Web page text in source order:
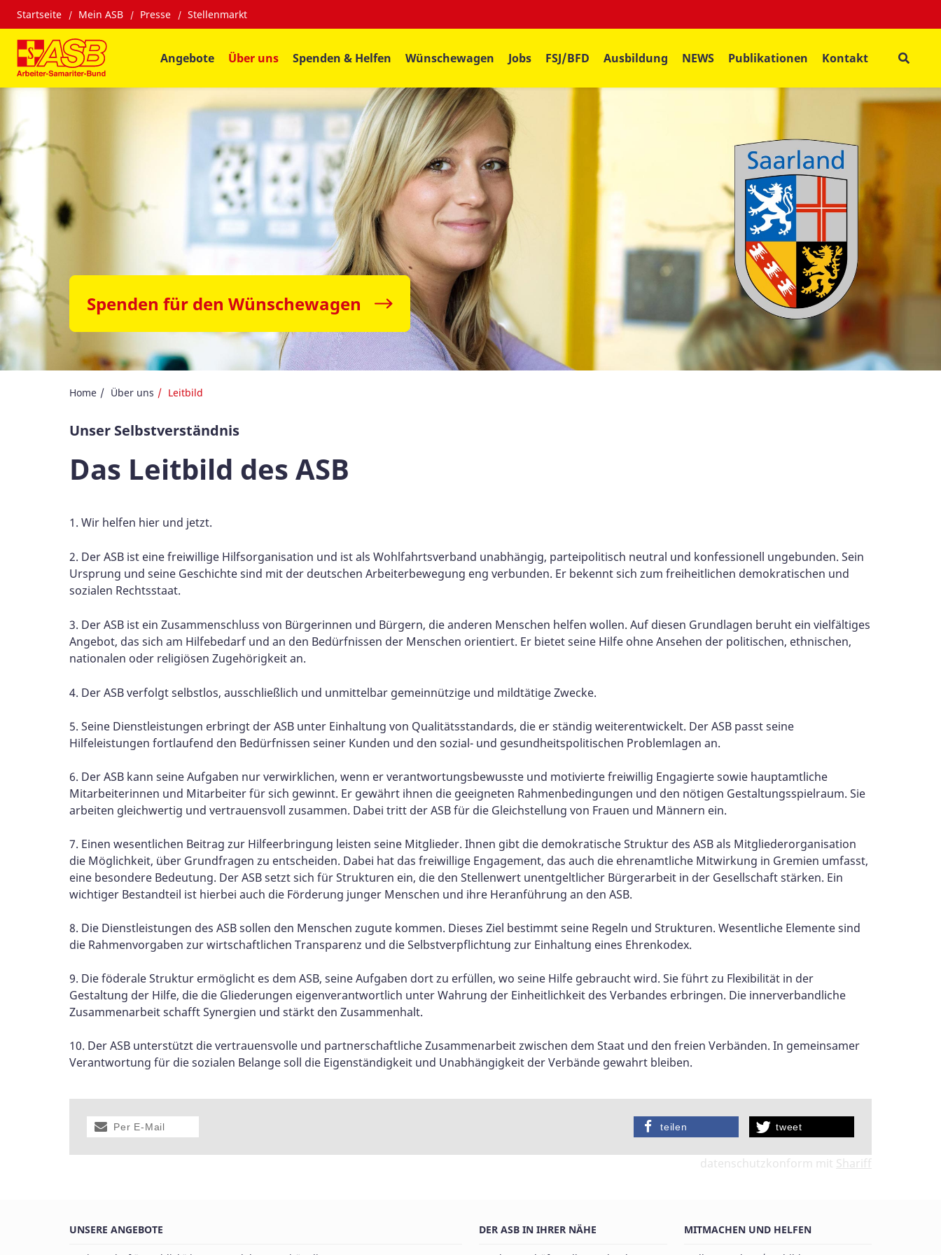
Startseite Mein ASB Presse Stellenmarkt
Angebote Über uns Spenden & Helfen Wünschewagen Jobs FSJ/BFD Ausbildung NEWS Publikationen Kontakt
Spenden für den Wünschewagen
Home Über uns Leitbild
Unser Selbstverständnis
Das Leitbild des ASB
1. Wir helfen hier und jetzt.
2. Der ASB ist eine freiwillige Hilfsorganisation und ist als Wohlfahrtsverband unabhängig, parteipolitisch neutral und konfessionell ungebunden. Sein
Ursprung und seine Geschichte sind mit der deutschen Arbeiterbewegung eng verbunden. Er bekennt sich zum freiheitlichen demokratischen und
sozialen Rechtsstaat.
3. Der ASB ist ein Zusammenschluss von Bürgerinnen und Bürgern, die anderen Menschen helfen wollen. Auf diesen Grundlagen beruht ein vielfältiges
Angebot, das sich am Hilfebedarf und an den Bedürfnissen der Menschen orientiert. Er bietet seine Hilfe ohne Ansehen der politischen, ethnischen,
nationalen oder religiösen Zugehörigkeit an.
4. Der ASB verfolgt selbstlos, ausschließlich und unmittelbar gemeinnützige und mildtätige Zwecke.
5. Seine Dienstleistungen erbringt der ASB unter Einhaltung von Qualitätsstandards, die er ständig weiterentwickelt. Der ASB passt seine
Hilfeleistungen fortlaufend den Bedürfnissen seiner Kunden und den sozial- und gesundheitspolitischen Problemlagen an.
6. Der ASB kann seine Aufgaben nur verwirklichen, wenn er verantwortungsbewusste und motivierte freiwillig Engagierte sowie hauptamtliche
Mitarbeiterinnen und Mitarbeiter für sich gewinnt. Er gewährt ihnen die geeigneten Rahmenbedingungen und den nötigen Gestaltungsspielraum. Sie
arbeiten gleichwertig und vertrauensvoll zusammen. Dabei tritt der ASB für die Gleichstellung von Frauen und Männern ein.
7. Einen wesentlichen Beitrag zur Hilfeerbringung leisten seine Mitglieder. Ihnen gibt die demokratische Struktur des ASB als Mitgliederorganisation
die Möglichkeit, über Grundfragen zu entscheiden. Dabei hat das freiwillige Engagement, das auch die ehrenamtliche Mitwirkung in Gremien umfasst,
eine besondere Bedeutung. Der ASB setzt sich für Strukturen ein, die den Stellenwert unentgeltlicher Bürgerarbeit in der Gesellschaft stärken. Ein
wichtiger Bestandteil ist hierbei auch die Förderung junger Menschen und ihre Heranführung an den ASB.
8. Die Dienstleistungen des ASB sollen den Menschen zugute kommen. Dieses Ziel bestimmt seine Regeln und Strukturen. Wesentliche Elemente sind
die Rahmenvorgaben zur wirtschaftlichen Transparenz und die Selbstverpflichtung zur Einhaltung eines Ehrenkodex.
9. Die föderale Struktur ermöglicht es dem ASB, seine Aufgaben dort zu erfüllen, wo seine Hilfe gebraucht wird. Sie führt zu Flexibilität in der
Gestaltung der Hilfe, die die Gliederungen eigenverantwortlich unter Wahrung der Einheitlichkeit des Verbandes erbringen. Die innerverbandliche
Zusammenarbeit schafft Synergien und stärkt den Zusammenhalt.
10. Der ASB unterstützt die vertrauensvolle und partnerschaftliche Zusammenarbeit zwischen dem Staat und den freien Verbänden. In gemeinsamer
Verantwortung für die sozialen Belange soll die Eigenständigkeit und Unabhängigkeit der Verbände gewahrt bleiben.
Per E-Mail
tweet
teilen
datenschutzkonform mit Shariff
UNSERE ANGEBOTE DER ASB IN IHRER NÄHE MITMACHEN UND HELFEN